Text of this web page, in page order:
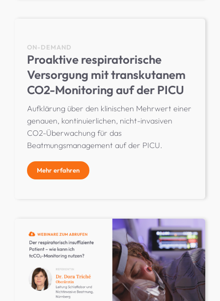
ON-DEMAND
Proaktive respiratorische
Versorgung mit transkutanem
CO2-Monitoring auf der PICU
Aufklärung über den klinischen Mehrwert einer
genauen, kontinuierlichen, nicht-invasiven
CO2-Überwachung für das
Beatmungsmanagement auf der PICU.
Mehr erfahren